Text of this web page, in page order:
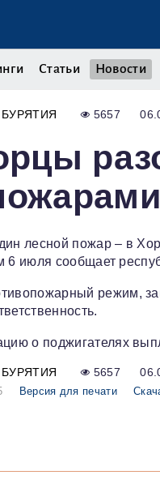
Статьи Новости
БУРЯТИЯ 5657
лесной пожар – в
июля сообщает
режим,
о поджигателях
БУРЯТИЯ 5657
Версия для печати